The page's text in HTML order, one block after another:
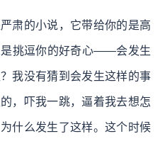
肃的小说，它带给你的是高
是挑逗你的好奇心——会发生
我没有猜到会发生这样的事
，吓我一跳，逼着我去想怎
什么发生了这样。这个时候